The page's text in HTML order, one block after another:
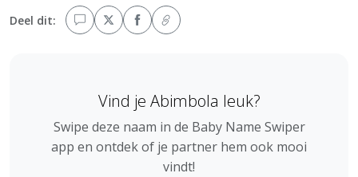
Deel dit:
Vind je Abimbola leuk?
Swipe deze naam in de Baby Name Swiper
app en ontdek of je partner hem ook mooi
vindt!